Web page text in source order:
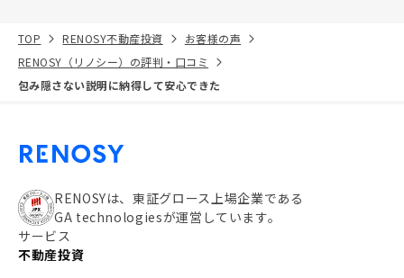
TOP RENOSY不動産投資
お客様の声
RENOSY（リノシー）の評判・口コミ
包み隠さない説明に納得して安心できた
RENOSYは、東証グロース上場企業である
GA technologiesが運営しています。
サービス
不動産投資